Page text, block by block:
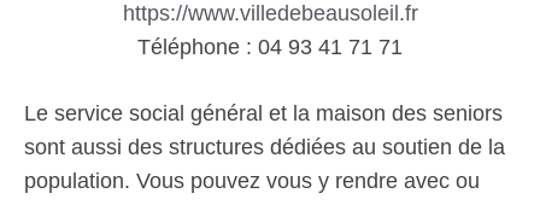
https://www.villedebeausoleil.fr
Téléphone : 04 93 41 71 71
Le service social général et la maison des seniors
sont aussi des structures dédiées au soutien de la
population. Vous pouvez vous y rendre avec ou